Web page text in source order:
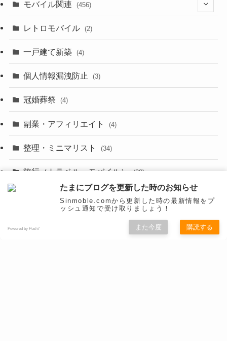
(10)
(18)
(19)
(6)
(8)
(9)
(11)
モバイル関連 (456)
(7)
(29)
(3)
(3)
(56)
レトロモバイル (2)
一戸建て新築 (4)
個人情報漏洩防止 (3)
冠婚葬祭 (4)
副業・アフィリエイト (4)
整理・ミニマリスト (34)
旅行（トラベル・モバイル） (28)
たまにブログを更新した時のお知らせ
Sinmoble.comから更新した時の最新情報をプ
ッシュ通知で受け取りましょう！
Powered by Push7 また今度 購読する